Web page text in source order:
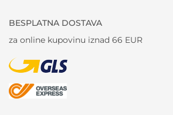
BESPLATNA DOSTAVA
za online kupovinu iznad 66 EUR